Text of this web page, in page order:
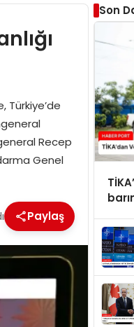
Türkiye’de
Recep
Genel
Paylaş
Son